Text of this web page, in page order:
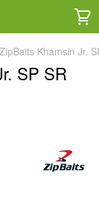
Khamsin Jr.
SP SR